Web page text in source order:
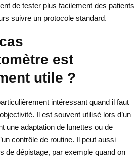
de tester plus facilement des patients
suivre un protocole standard.
est
utile ?
intéressant quand il faut
Il est souvent utilisé lors d’un
une adaptation de lunettes ou de
contrôle de routine. Il peut aussi
de dépistage, par exemple quand on